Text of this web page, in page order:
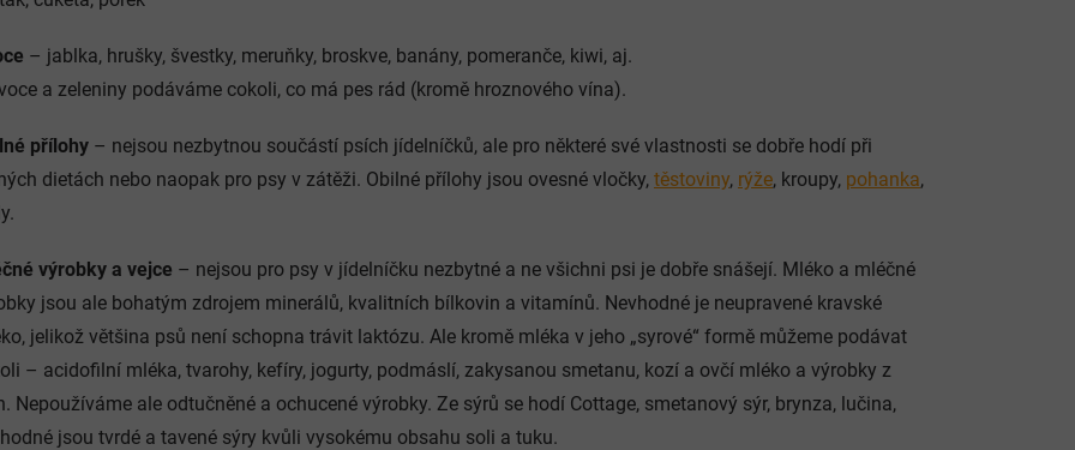
– jablka, hrušky, švestky, meruňky, broskve, banány, pomeranče, kiwi, aj.
a zeleniny podáváme cokoli, co má pes rád (kromě hroznového vína).
přílohy – nejsou nezbytnou součástí psích jídelníčků, ale pro některé své vlastnosti se dobře hodí při
dietách nebo naopak pro psy v zátěži. Obilné přílohy jsou ovesné vločky, těstoviny, rýže, kroupy, pohanka,
výrobky a vejce – nejsou pro psy v jídelníčku nezbytné a ne všichni psi je dobře snášejí. Mléko a mléčné
jsou ale bohatým zdrojem minerálů, kvalitních bílkovin a vitamínů. Nevhodné je neupravené kravské
jelikož většina psů není schopna trávit laktózu. Ale kromě mléka v jeho „syrové“ formě můžeme podávat
– acidofilní mléka, tvarohy, kefíry, jogurty, podmáslí, zakysanou smetanu, kozí a ovčí mléko a výrobky z
Nepoužíváme ale odtučněné a ochucené výrobky. Ze sýrů se hodí Cottage, smetanový sýr, brynza, lučina,
jsou tvrdé a tavené sýry kvůli vysokému obsahu soli a tuku.